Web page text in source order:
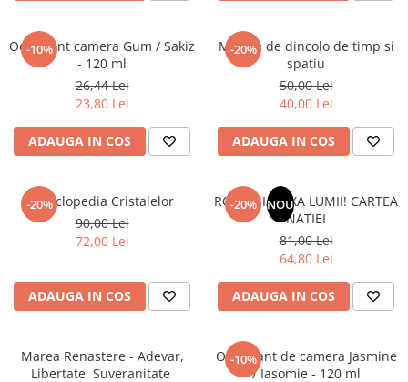
Adult
Crime, Thriller, Mistery
Literatura Romana
Poezie
romantice
Senzatii/Dragoste
Senzatii/Erotic
Senzatii/Thriller
Teatru
-10%
Odorizant camera Gum / Sakiz
- 120 ml
26,44 Lei
23,80 Lei
ADAUGA IN COS
-20%
Mesaje de dincolo de timp si
spatiu
50,00 Lei
40,00 Lei
ADAUGA IN COS
-20%
Enciclopedia Cristalelor
90,00 Lei
72,00 Lei
ADAUGA IN COS
-20% NOU
ROMANIA, AXA LUMII! CARTEA
NATIEI
81,00 Lei
64,80 Lei
ADAUGA IN COS
Marea Renastere - Adevar,
Libertate, Suveranitate
-10%
Odorizant de camera Jasmine
/ Iasomie - 120 ml